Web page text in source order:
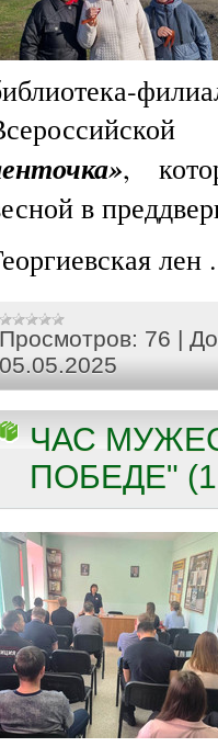
,
в
лен
Просмотров: 76 |
05.05.2025
ЧАС
ПОБЕДЕ"